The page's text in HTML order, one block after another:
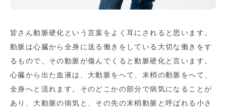
皆さん動脈硬化という言葉をよく耳にされると思います。
動脈は心臓から全身に送る働きをしている大切な働きをす
るもので、その動脈が傷んでくると動脈硬化と言います。
心臓から出た血液は、大動脈をへて、末梢の動脈をへて、
全身へと流れます。そのどこかの部分で病気になることが
あり、大動脈の病気と、その先の末梢動脈と呼ばれる小さ